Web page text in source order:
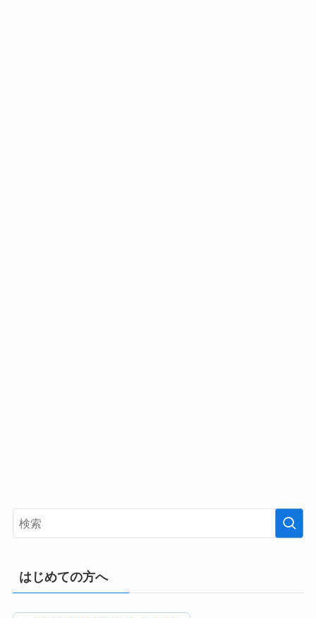
はじめての方へ